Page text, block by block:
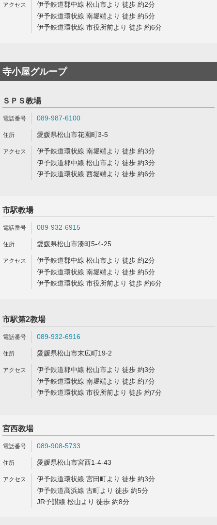
伊予鉄道郡中線 松山市より 徒歩 約2分
伊予鉄道環状線 南堀端より 徒歩 約5分
伊予鉄道環状線 市役所前より 徒歩 約6分
寺小屋グループ
ＳＰＳ教場
089-987-6100
愛媛県松山市花園町3-5
伊予鉄道環状線 南堀端より 徒歩 約3分
伊予鉄道郡中線 松山市より 徒歩 約3分
伊予鉄道環状線 西堀端より 徒歩 約6分
市駅教場
089-932-6915
愛媛県松山市湊町5-4-25
伊予鉄道郡中線 松山市より 徒歩 約2分
伊予鉄道環状線 南堀端より 徒歩 約5分
伊予鉄道環状線 市役所前より 徒歩 約6分
市駅第2教場
089-932-6916
愛媛県松山市末広町19-2
伊予鉄道郡中線 松山市より 徒歩 約3分
伊予鉄道環状線 南堀端より 徒歩 約7分
伊予鉄道環状線 市役所前より 徒歩 約7分
宮西教場
089-908-5733
愛媛県松山市宮西1-4-43
伊予鉄道環状線 宮田町より 徒歩 約3分
伊予鉄道高浜線 古町より 徒歩 約5分
JR予讃線 松山より 徒歩 約8分